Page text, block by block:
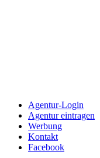
Agentur-Login
Agentur eintragen
Werbung
Kontakt
Facebook